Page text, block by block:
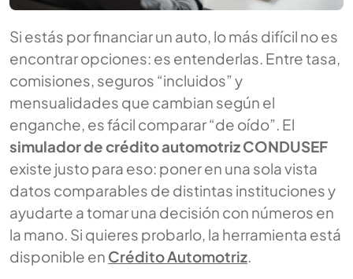
Si estás por financiar un auto, lo más difícil no es
encontrar opciones: es entenderlas. Entre tasa,
comisiones, seguros “incluidos” y
mensualidades que cambian según el
enganche, es fácil comparar “de oído”. El
simulador de crédito automotriz CONDUSEF
existe justo para eso: poner en una sola vista
datos comparables de distintas instituciones y
ayudarte a tomar una decisión con números en
la mano. Si quieres probarlo, la herramienta está
disponible en Crédito Automotriz.